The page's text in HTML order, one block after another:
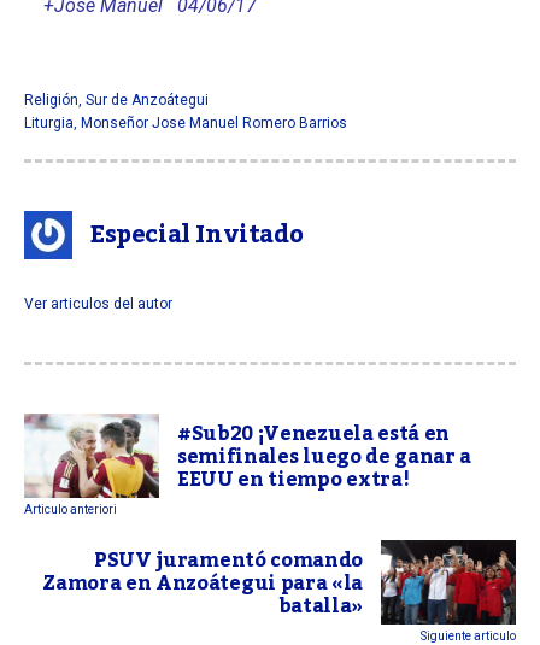
+José Manuel 04/06/17
Religión, Sur de Anzoátegui
Liturgia, Monseñor Jose Manuel Romero Barrios
Especial Invitado
Ver articulos del autor
#Sub20 ¡Venezuela está en
semifinales luego de ganar a
EEUU en tiempo extra!
Articulo anteriori
PSUV juramentó comando
Zamora en Anzoátegui para «la
batalla»
Siguiente articulo